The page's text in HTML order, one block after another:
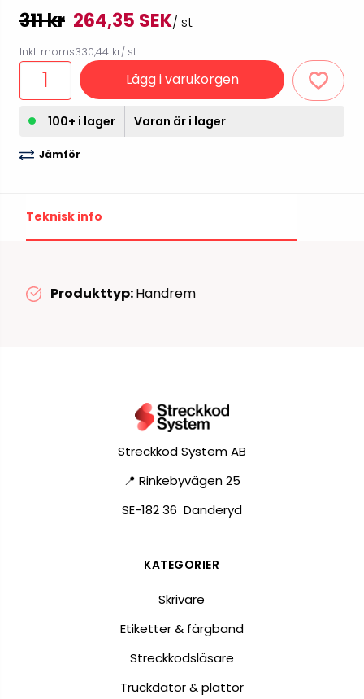
311 kr 264,35 SEK/ st
Inkl. moms330,44 kr/ st
Lägg i varukorgen
100+ i lager Varan är i lager
Jämför
Teknisk info
Produkttyp:Handrem
Streckkod System AB
📍 Rinkebyvägen 25
SE-182 36 Danderyd
KATEGORIER
Skrivare
Etiketter & färgband
Streckkodsläsare
Truckdator & plattor